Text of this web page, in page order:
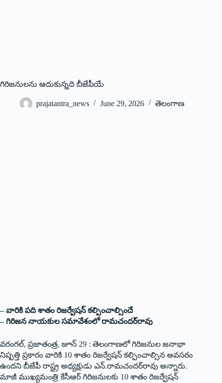
గిరిజనులను ఆదుకున్నది బీజేపీయే
prajatantra_news June 29, 2026 తెలంగాణ
– వారికి పది శాతం రిజర్వేషన్ కల్పించాల్సిందే
– గిరిజన నాయకుల సమావేశంలో రామచందర్‌రావు
వరంగల్, ప్రజాతంత్ర, జూన్ 29 : తెలంగాణలో గిరిజనుల జనాభా
నిష్పత్తి ప్రకారం వారికి 10 శాతం రిజర్వేషన్ కల్పించాల్సిన అవసరం
ఉందని బీజేపీ రాష్ట్ర అధ్యక్షుడు ఎన్.రామచందర్‌రావు అన్నారు.
మాజీ ముఖ్యమంత్రి కేసీఆర్ గిరిజనులకు 10 శాతం రిజర్వేషన్